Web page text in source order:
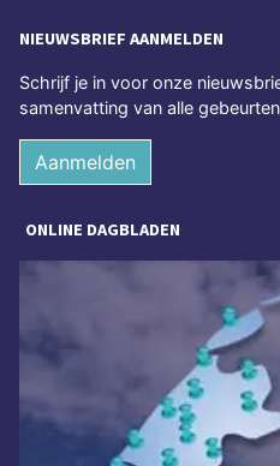
NIEUWSBRIEF AANMELDEN
Schrijf je in voor onze
samenvatting van alle
Aanmelden
ONLINE DAGBLADEN